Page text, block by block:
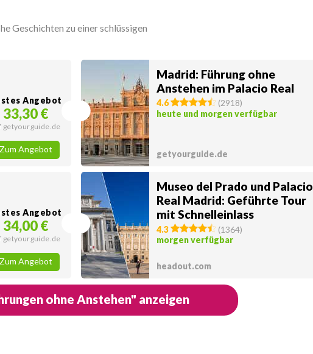
Geschichten zu einer schlüssigen
Angebot
33,30 €
getyourguide.de
Zum Angebot
Madrid: Führung ohne
Anstehen im Palacio Real
4.6 (2918)
heute und morgen verfügbar
getyourguide.de
Angebot
34,00 €
getyourguide.de
Zum Angebot
Museo del Prado und Palacio
Real Madrid: Geführte Tour
mit Schnelleinlass
4.3 (1364)
morgen verfügbar
headout.com
ohne Anstehen" anzeigen